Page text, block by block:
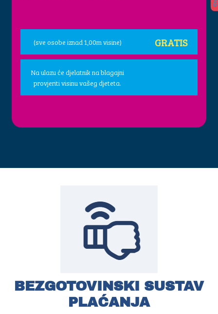
(sve osobe iznad 1,00m visine) GRATIS
Na ulazu će djelatnik na blagajni
provjeriti visinu vašeg djeteta.
BEZGOTOVINSKI SUSTAV
PLAĆANJA